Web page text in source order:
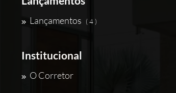
Lançamentos ( 4 )
Institucional
O Corretor